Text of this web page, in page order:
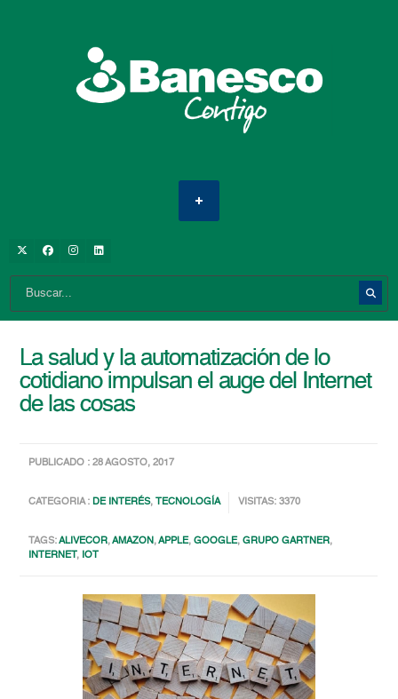
La salud y la automatización de lo
cotidiano impulsan el auge del Internet
de las cosas
PUBLICADO : 28 AGOSTO, 2017
CATEGORIA :DE INTERÉS, TECNOLOGÍA VISITAS: 3370
TAGS:ALIVECOR,AMAZON,APPLE,GOOGLE,GRUPO GARTNER,
INTERNET, IOT